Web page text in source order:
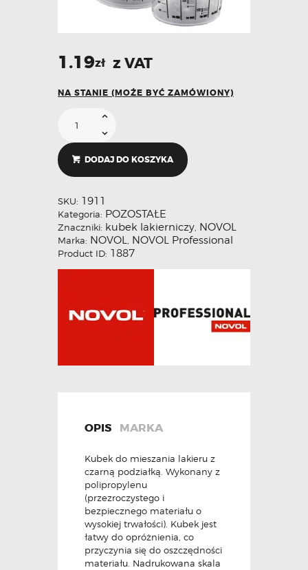
1.19zł z VAT
NA STANIE (MOŻE BYĆ ZAMÓWIONY)
DODAJ DO KOSZYKA
SKU: 1911
Kategoria: POZOSTAŁE
Znaczniki: kubek lakierniczy NOVOL
Marka: NOVOL NOVOL Professional
Product ID: 1887
OPIS MARKA
Kubek do mieszania lakieru z
czarną podziałką. Wykonany z
polipropylenu
(przezroczystego i
bezpiecznego materiału o
wysokiej trwałości). Kubek jest
łatwy do opróżnienia, co
przyczynia się do oszczędności
materiału. Nadrukowana skala